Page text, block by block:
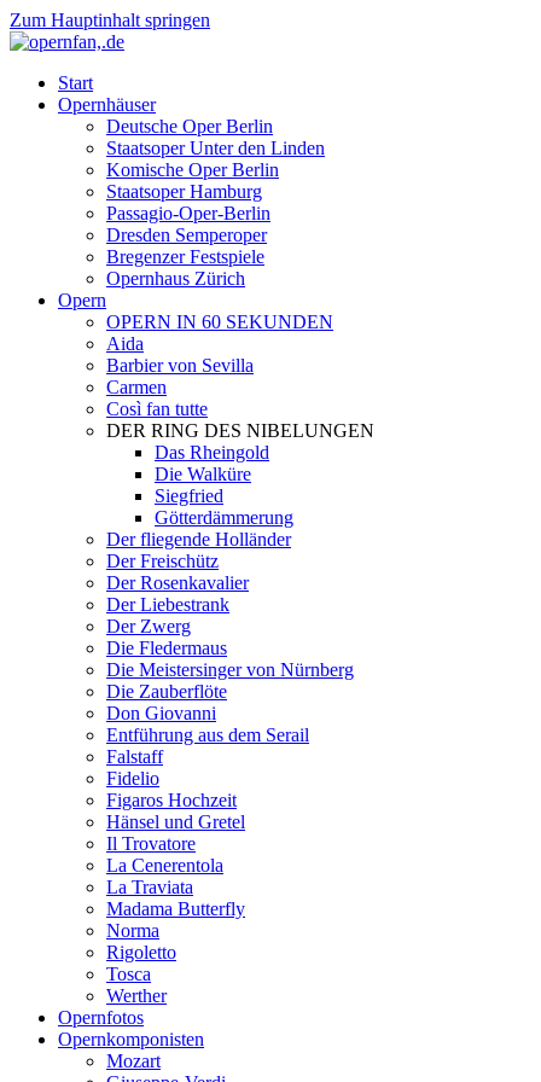
Zum Hauptinhalt springen
Start
Opernhäuser
Deutsche Oper Berlin
Staatsoper Unter den Linden
Komische Oper Berlin
Staatsoper Hamburg
Passagio-Oper-Berlin
Dresden Semperoper
Bregenzer Festspiele
Opernhaus Zürich
Opern
OPERN IN 60 SEKUNDEN
Aida
Barbier von Sevilla
Carmen
Così fan tutte
DER RING DES NIBELUNGEN
Das Rheingold
Die Walküre
Siegfried
Götterdämmerung
Der fliegende Holländer
Der Freischütz
Der Rosenkavalier
Der Liebestrank
Der Zwerg
Die Fledermaus
Die Meistersinger von Nürnberg
Die Zauberflöte
Don Giovanni
Entführung aus dem Serail
Falstaff
Fidelio
Figaros Hochzeit
Hänsel und Gretel
Il Trovatore
La Cenerentola
La Traviata
Madama Butterfly
Norma
Rigoletto
Tosca
Werther
Opernfotos
Opernkomponisten
Mozart